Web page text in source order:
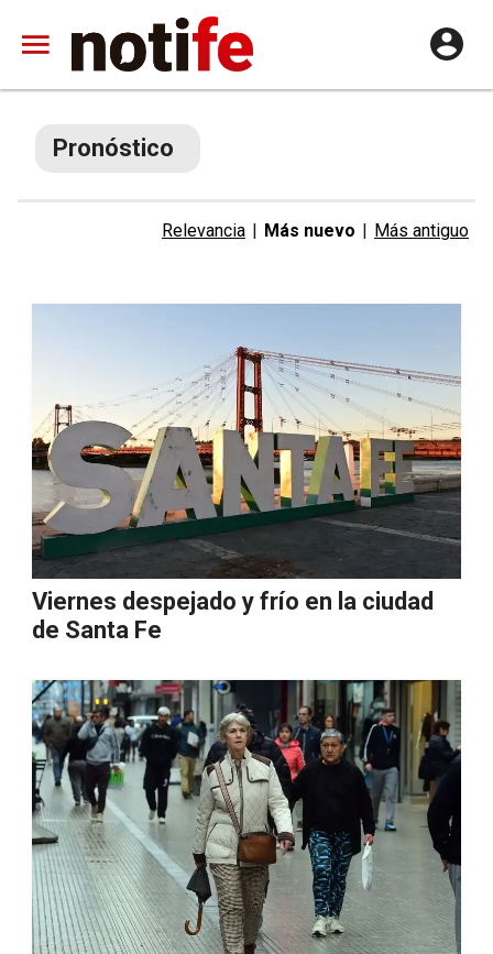
Pronóstico
Relevancia | Más nuevo | Más antiguo
Viernes despejado y frío en la ciudad
de Santa Fe